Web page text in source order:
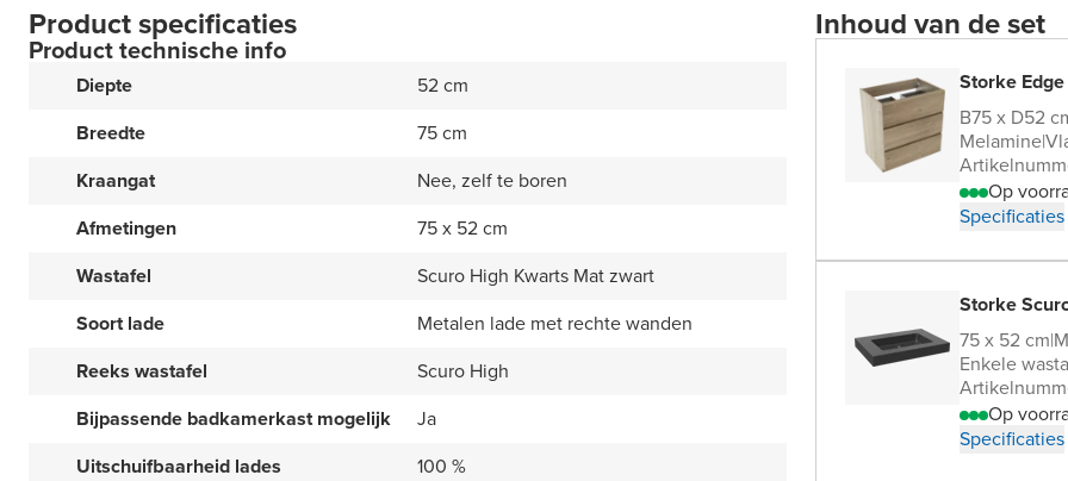
Product specificaties
Product technische info
Diepte
52 cm
Breedte
75 cm
Kraangat
Nee, zelf te boren
Afmetingen
75 x 52 cm
Wastafel
Scuro High Kwarts Mat zwart
Soort lade
Metalen lade met rechte wanden
Reeks wastafel
Scuro High
Bijpassende badkamerkast mogelijk
Ja
Uitschuifbaarheid lades
100 %
Inhoud van de set
Storke
B75 x D52
Melamine|
Op
Specificaties
Storke
75 x 52 cm|
Enkele
Op
Specificaties